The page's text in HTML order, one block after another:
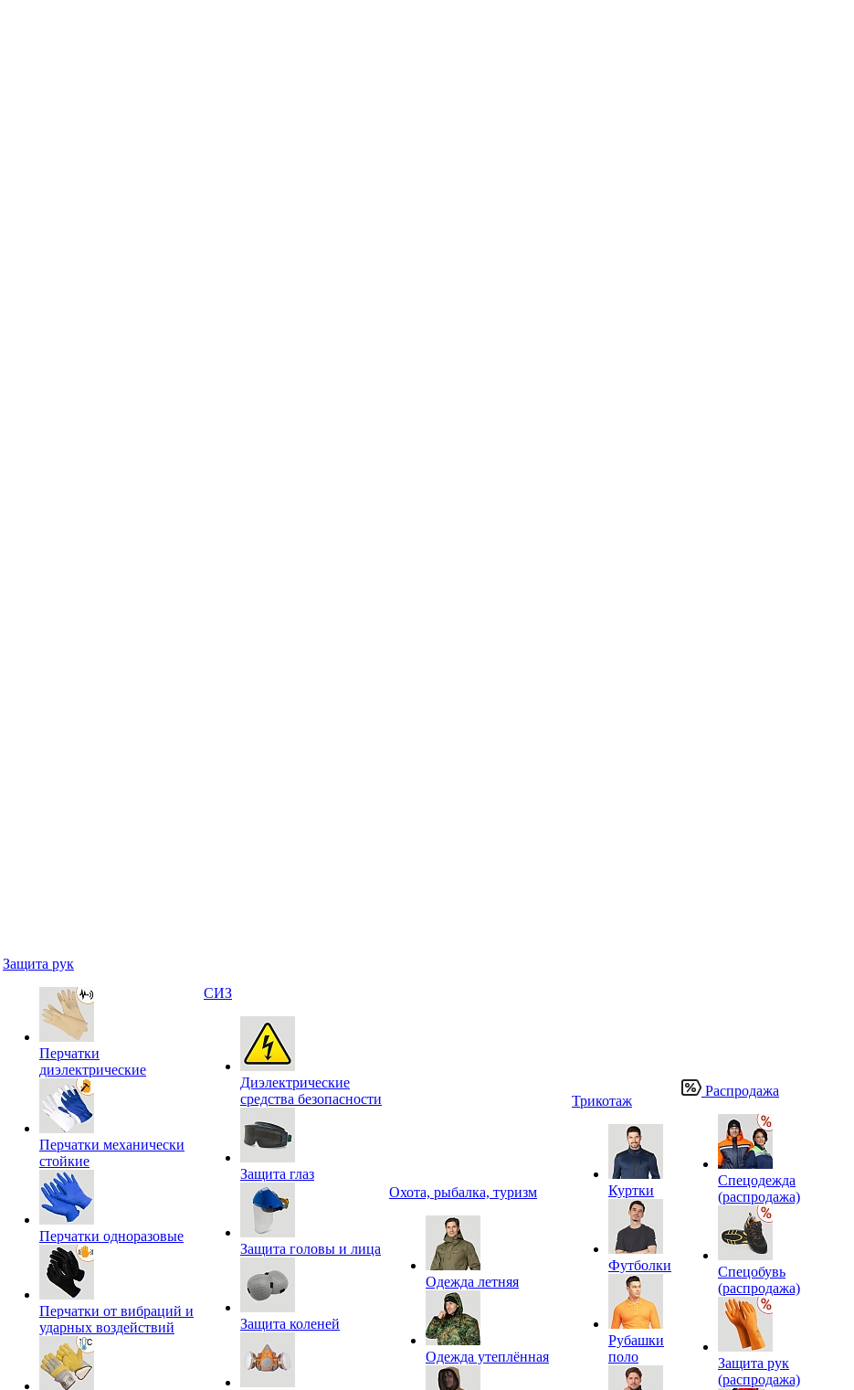
Защита рук
Перчатки
диэлектрические
Перчатки механически
стойкие
Перчатки одноразовые
Перчатки от вибраций и
ударных воздействий
СИЗ
Диэлектрические
средства безопасности
Защита глаз
Защита головы и лица
Защита коленей
Охота, рыбалка, туризм
Одежда летняя
Одежда утеплённая
Трикотаж
Куртки
Футболки
Рубашки
поло
Распродажа
Спецодежда
(распродажа)
Спецобувь
(распродажа)
Защита рук
(распродажа)